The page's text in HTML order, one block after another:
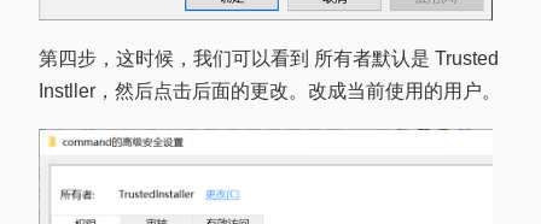
第四步，这时候，我们可以看到 所有者默认是 Trusted
Instller，然后点击后面的更改。改成当前使用的用户。